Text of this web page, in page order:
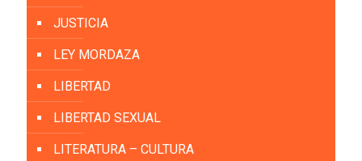
JUSTICIA
LEY MORDAZA
LIBERTAD
LIBERTAD SEXUAL
LITERATURA – CULTURA